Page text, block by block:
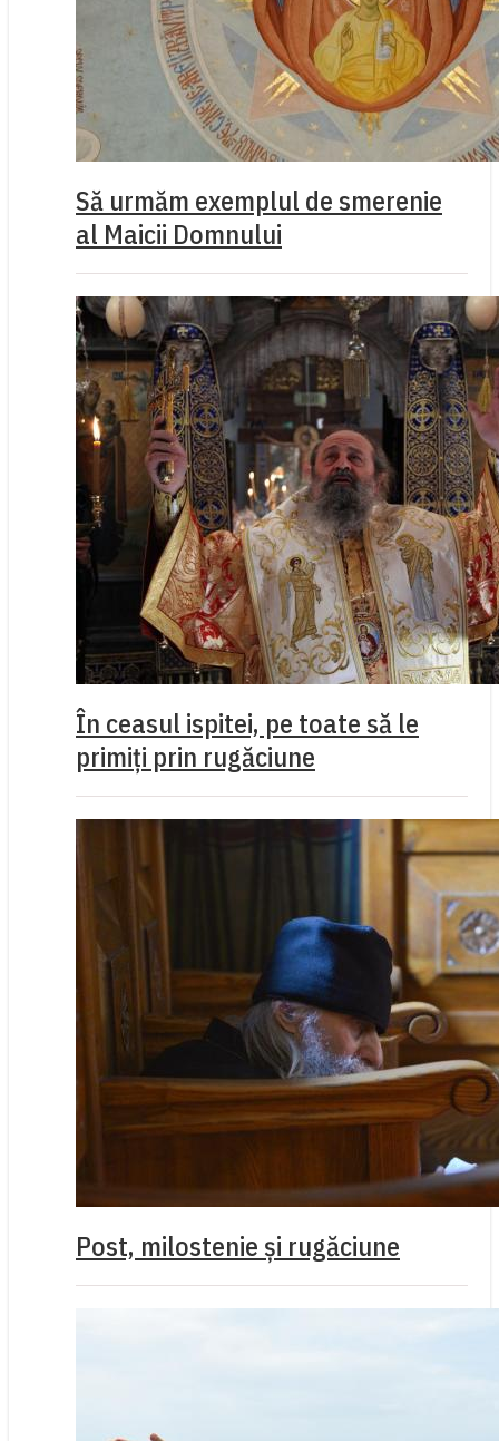
Să urmăm exemplul de smerenie
al Maicii Domnului
În ceasul ispitei, pe toate să le
primiți prin rugăciune
Post, milostenie și rugăciune